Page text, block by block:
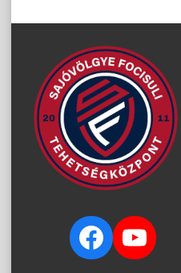
Facebook